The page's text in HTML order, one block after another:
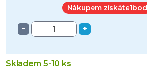
Nákupem získáte1bod
- +
Skladem 5-10 ks